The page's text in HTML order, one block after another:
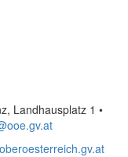
Landhausplatz 1 •